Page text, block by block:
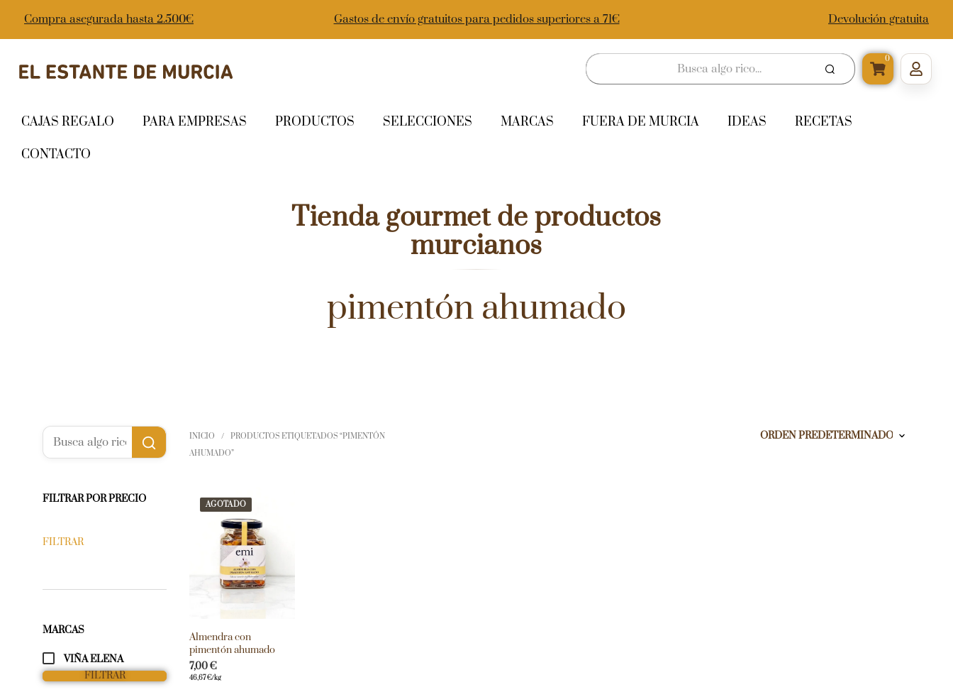
Compra asegurada hasta 2.500€ Gastos de envío gratuitos para pedidos superiores a 71€ Devolución gratuita
0
CAJAS REGALO PARA EMPRESAS PRODUCTOS SELECCIONES MARCAS FUERA DE MURCIA IDEAS RECETAS
CONTACTO
Tienda gourmet de productos
murcianos
pimentón ahumado
FILTRAR POR PRECIO
FILTRAR
MARCAS
VIÑA ELENA
FILTRAR
INICIO /
PRODUCTOS ETIQUETADOS “PIMENTÓN
AHUMADO”
AGOTADO
Almendra con
pimentón ahumado
7,00€
46,67€/kg